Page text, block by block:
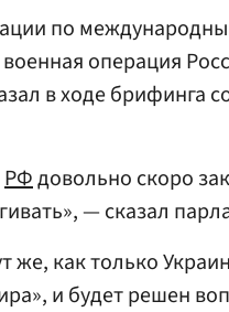
по
операция
в ходе брифинга
РФдовольно скоро
— сказал
же, как только
и будет решен